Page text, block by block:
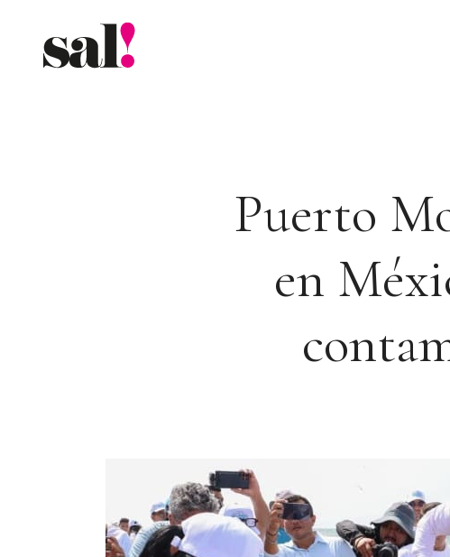
contenido
Puerto
en